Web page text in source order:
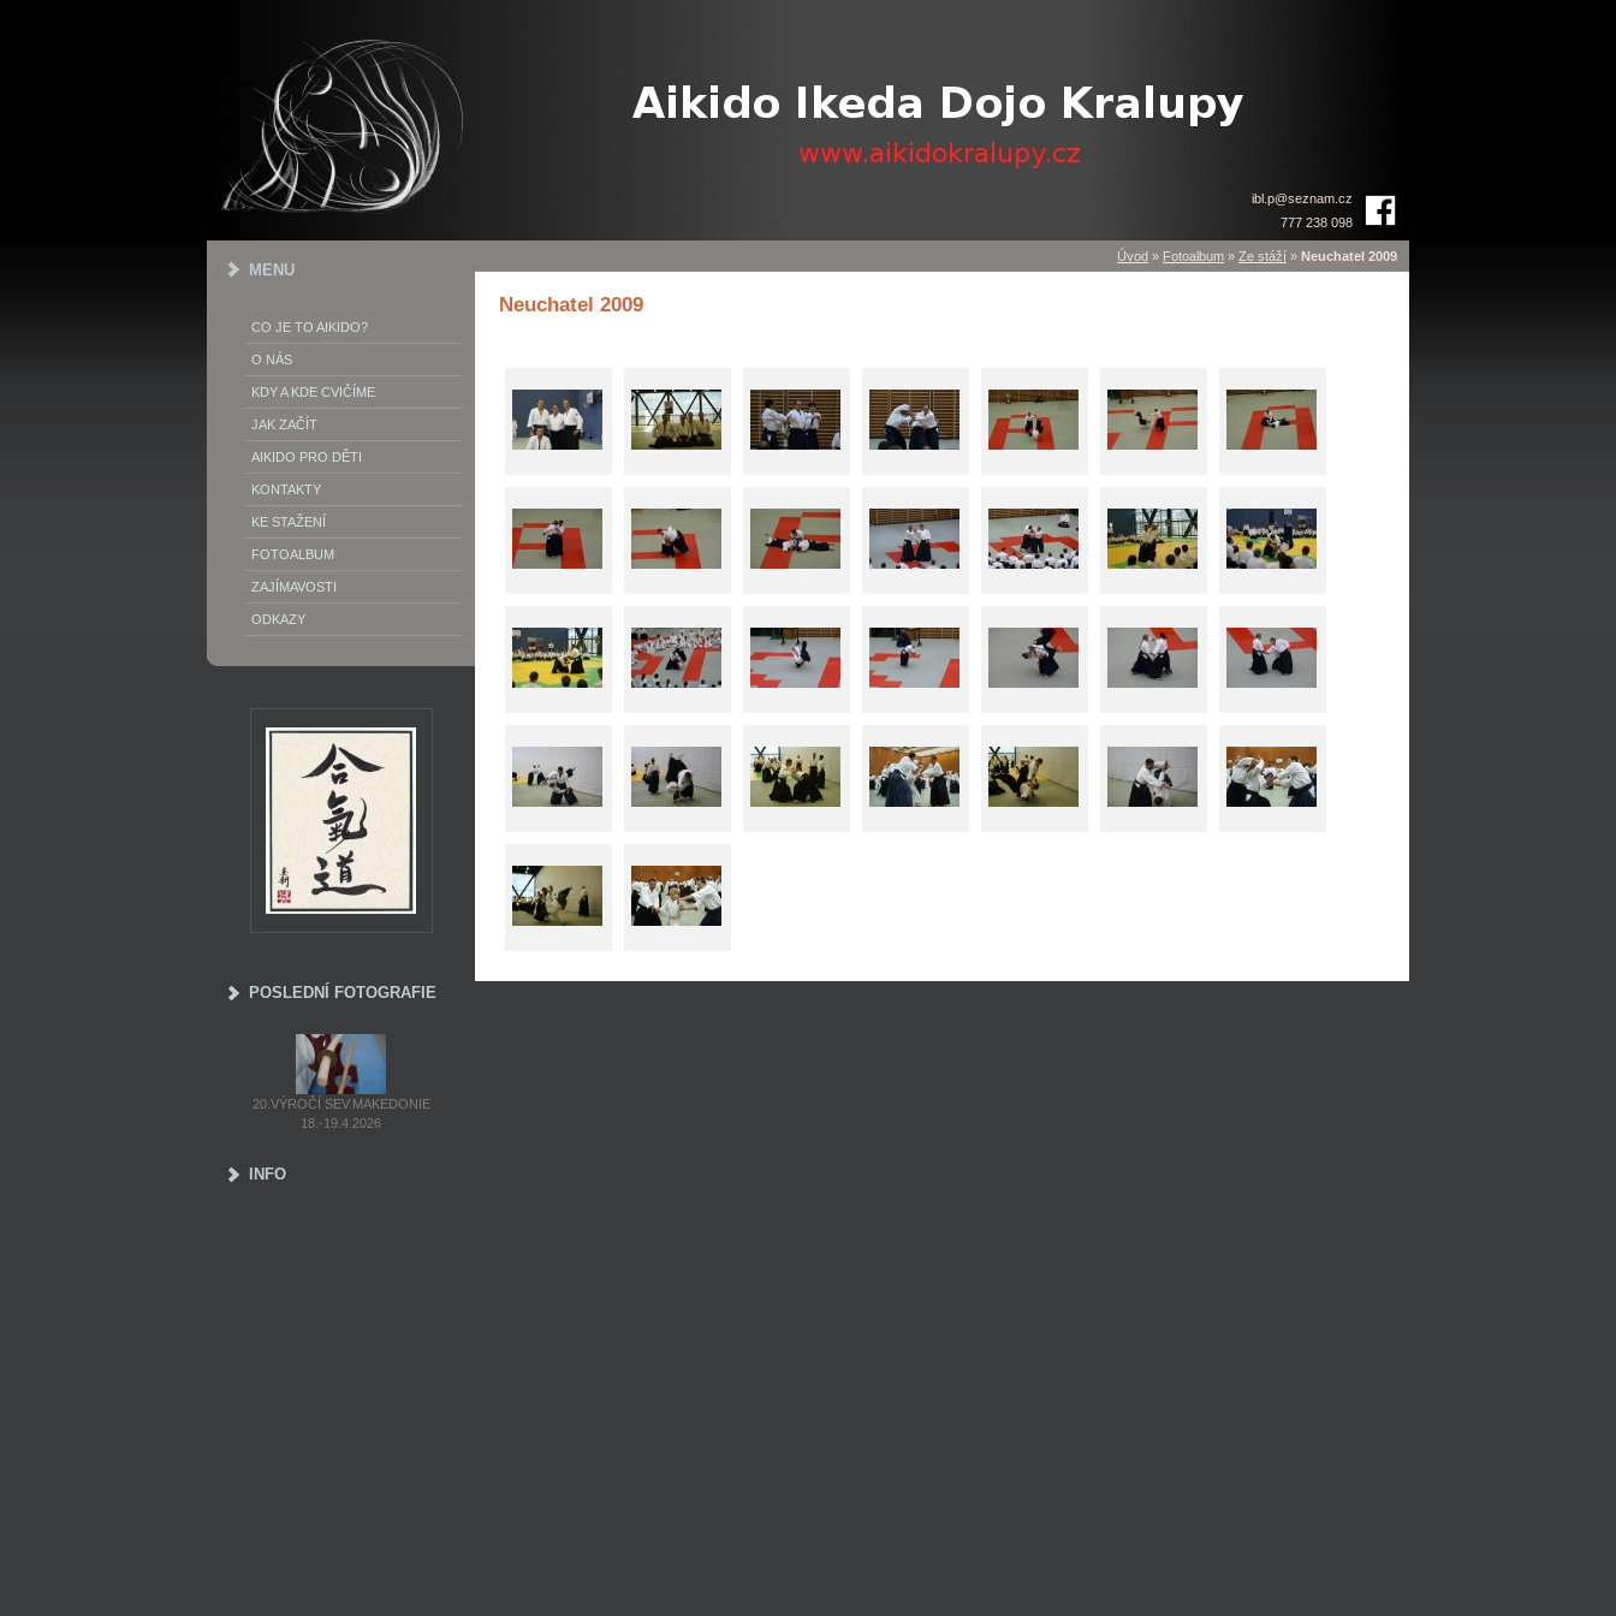
ibl.p@seznam.cz
777 238 098
Úvod » Fotoalbum » Ze stáží » Neuchatel 2009
Neuchatel 2009
MENU
CO JE TO AIKIDO?
O NÁS
KDY A KDE CVIČÍME
JAK ZAČÍT
AIKIDO PRO DĚTI
KONTAKTY
KE STAŽENÍ
FOTOALBUM
ZAJÍMAVOSTI
ODKAZY
POSLEDNÍ FOTOGRAFIE
20.VÝROČÍ SEV.MAKEDONIE
18.-19.4.2026
INFO